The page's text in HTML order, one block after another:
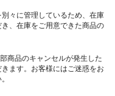
々に管理しているため、在庫
、在庫をご用意できた商品の
商品のキャンセルが発生した
ます。お客様にはご迷惑をお